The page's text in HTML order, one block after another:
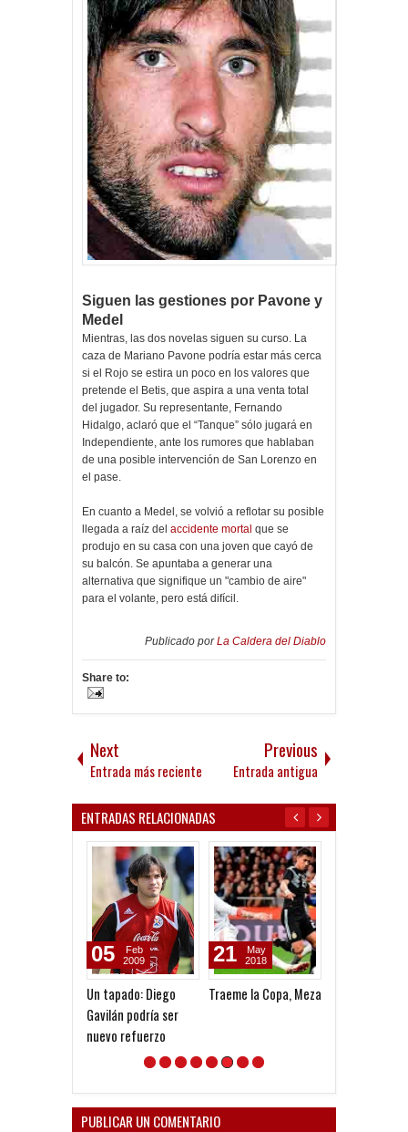
Siguen las gestiones por Pavone y
Medel
Mientras, las dos novelas siguen su curso. La
caza de Mariano Pavone podría estar más cerca
si el Rojo se estira un poco en los valores que
pretende el Betis, que aspira a una venta total
del jugador. Su representante, Fernando
Hidalgo, aclaró que el “Tanque” sólo jugará en
Independiente, ante los rumores que hablaban
de una posible intervención de San Lorenzo en
el pase.
En cuanto a Medel, se volvió a reflotar su posible
llegada a raíz del accidente mortal que se
produjo en su casa con una joven que cayó de
su balcón. Se apuntaba a generar una
alternativa que signifique un "cambio de aire"
para el volante, pero está difícil.
Publicado porLa Caldera del Diablo
Share to:
Next
Entrada más reciente
Previous
Entrada antigua
ENTRADAS RELACIONADAS
Un tapado: Diego
Gavilán podría ser
nuevo refuerzo
05
Feb
2009
Traeme la Copa, Meza
21
May
2018
PUBLICAR UN COMENTARIO